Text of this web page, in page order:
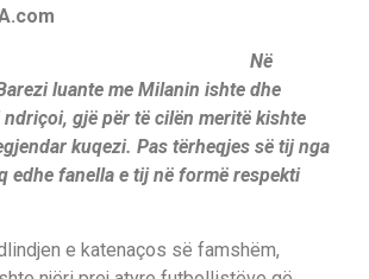
Në
luante me Milanin ishte dhe
gjë për të cilën meritë kishte
kuqezi. Pas tërheqjes së tij nga
edhe fanella e tij në formë respekti
e katenaços së famshëm,